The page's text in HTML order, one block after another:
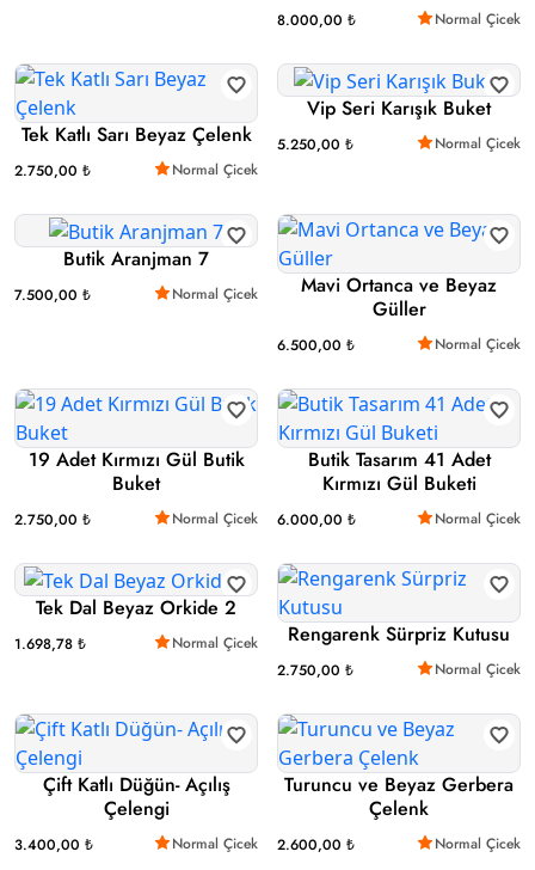
8.000,00 ₺ Normal Çicek
Tek Katlı Sarı Beyaz Çelenk
2.750,00 ₺ Normal Çicek
Vip Seri Karışık Buket
5.250,00 ₺ Normal Çicek
Butik Aranjman 7
7.500,00 ₺ Normal Çicek
Mavi Ortanca ve Beyaz
Güller
6.500,00 ₺ Normal Çicek
19 Adet Kırmızı Gül Butik
Buket
2.750,00 ₺ Normal Çicek
Butik Tasarım 41 Adet
Kırmızı Gül Buketi
6.000,00 ₺ Normal Çicek
Tek Dal Beyaz Orkide 2
1.698,78 ₺ Normal Çicek Rengarenk Sürpriz Kutusu
2.750,00 ₺ Normal Çicek
Çift Katlı Düğün- Açılış
Çelengi
3.400,00 ₺ Normal Çicek
Turuncu ve Beyaz Gerbera
Çelenk
2.600,00 ₺ Normal Çicek